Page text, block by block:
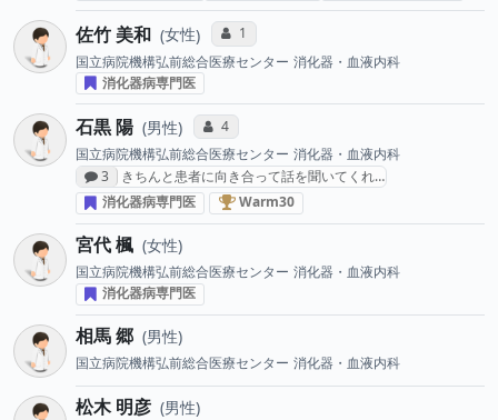
佐竹 美和 女性 コミュニケーション・タイプ投票数
1
国立病院機構弘前総合医療センター 消化器・血液内科
消化器病専門医
石黒 陽 男性 コミュニケーション・タイプ投票数
4
国立病院機構弘前総合医療センター 消化器・血液内科
感想投稿数
3
きちんと患者に向き合って話を聞いてくれ…
消化器病専門医
Warm30血液がん治療医 “Warm30”
宮代 楓 女性
国立病院機構弘前総合医療センター 消化器・血液内科
消化器病専門医
相馬 郷 男性
国立病院機構弘前総合医療センター 消化器・血液内科
松木 明彦 男性